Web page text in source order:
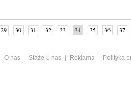
29 30 31 32 33 34 35 36
37
O nas Staże u nas Reklama
Polityka